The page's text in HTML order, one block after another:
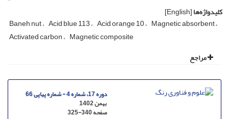
کلیدواژه‌ها[English]
Baneh nut Acid blue 113 Acid orange 10 Magnetic absorbent
Activated carbon Magnetic composite
مراجع
دوره 17، شماره 4 - شماره پیاپی 66
بهمن 1402
صفحه325-340